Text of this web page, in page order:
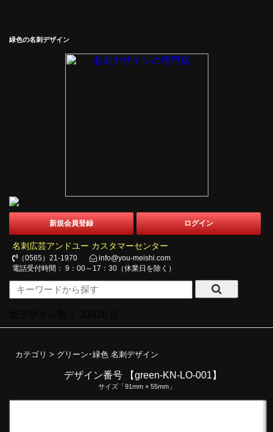
緑色の名刺デザイン
新規会員登録 ログイン
名刺広芸アンドユー カスタマーセンター
（0565）21-1970
info@you-meishi.com
電話受付時間： 9：00～17：30（休業日を除く）
カテゴリ > グリーン･緑色 名刺デザイン
デザイン番号 【green-KN-LO-001】
サイズ「91mm × 55mm」